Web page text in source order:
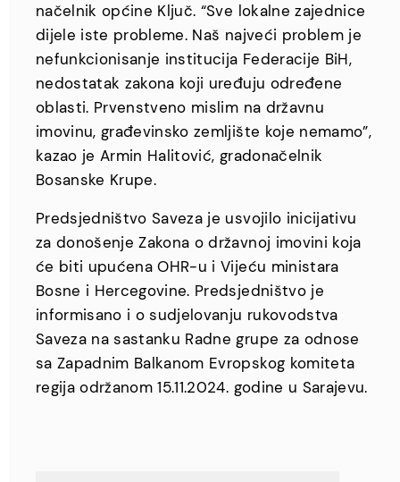
načelnik općine Ključ. “Sve lokalne zajednice
dijele iste probleme. Naš najveći problem je
nefunkcionisanje institucija Federacije BiH,
nedostatak zakona koji uređuju određene
oblasti. Prvenstveno mislim na državnu
imovinu, građevinsko zemljište koje nemamo”,
kazao je Armin Halitović, gradonačelnik
Bosanske Krupe.
Predsjedništvo Saveza je usvojilo inicijativu
za donošenje Zakona o državnoj imovini koja
će biti upućena OHR-u i Vijeću ministara
Bosne i Hercegovine. Predsjedništvo je
informisano i o sudjelovanju rukovodstva
Saveza na sastanku Radne grupe za odnose
sa Zapadnim Balkanom Evropskog komiteta
regija održanom 15.11.2024. godine u Sarajevu.